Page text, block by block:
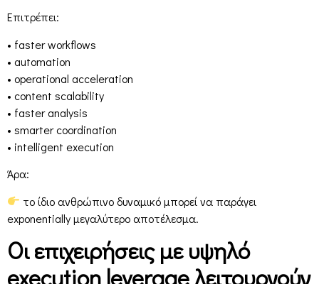
Επιτρέπει:
• faster workflows
• automation
• operational acceleration
• content scalability
• faster analysis
• smarter coordination
• intelligent execution
Άρα:
το ίδιο ανθρώπινο δυναμικό μπορεί να παράγει
exponentially μεγαλύτερο αποτέλεσμα.
Οι επιχειρήσεις με υψηλό
execution leverage λειτουργούν